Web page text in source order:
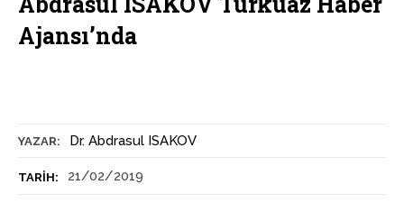
YAZAR: Dr. Abdrasul ISAKOV
TARIH: 21/02/2019
Ajansı’nda